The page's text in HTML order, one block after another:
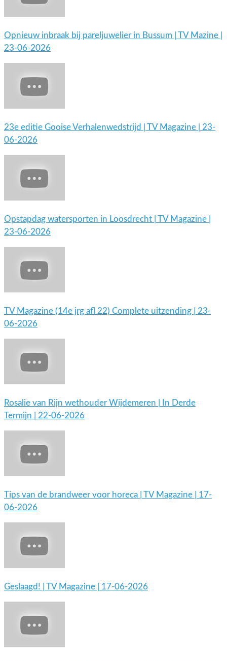
Opnieuw inbraak bij pareljuwelier in Bussum | TV Mazine |
23-06-2026
23e editie Gooise Verhalenwedstrijd | TV Magazine | 23-
06-2026
Opstapdag watersporten in Loosdrecht | TV Magazine |
23-06-2026
TV Magazine (14e jrg afl 22) Complete uitzending | 23-
06-2026
Rosalie van Rijn wethouder Wijdemeren | In Derde
Termijn | 22-06-2026
Tips van de brandweer voor horeca | TV Magazine | 17-
06-2026
Geslaagd! | TV Magazine | 17-06-2026